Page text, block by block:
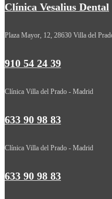
Clínica Vesalius Dental
Plaza Mayor, 12, 28630 Villa del
910 54 24 39
Clínica Villa del Prado - Madrid
633 90 98 83
Clínica Villa del Prado - Madrid
633 90 98 83